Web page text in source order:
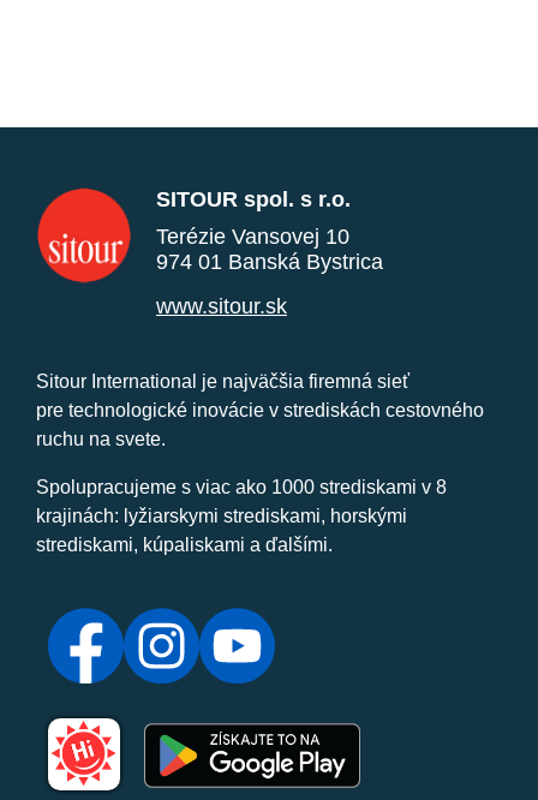
SITOUR spol. s r.o.
Terézie Vansovej 10
974 01 Banská Bystrica
www.sitour.sk
Sitour International je najväčšia firemná sieť
pre technologické inovácie v strediskách cestovného
ruchu na svete.
Spolupracujeme s viac ako 1000 strediskami v 8
krajinách: lyžiarskymi strediskami, horskými
strediskami, kúpaliskami a ďalšími.